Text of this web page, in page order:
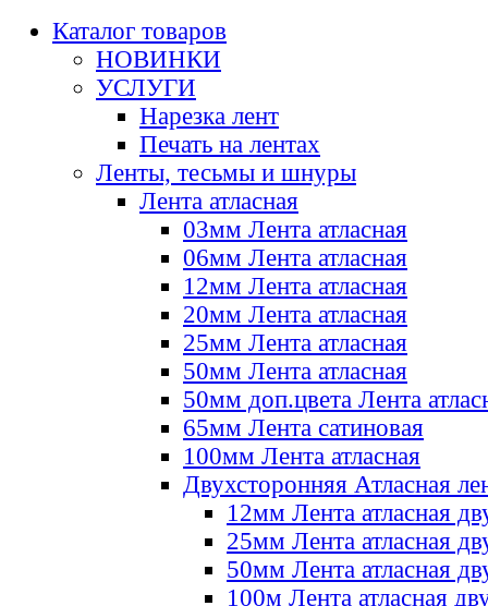
Каталог товаров
НОВИНКИ
УСЛУГИ
Нарезка лент
Печать на лентах
Ленты, тесьмы и шнуры
Лента атласная
03мм Лента атласная
06мм Лента атласная
12мм Лента атласная
20мм Лента атласная
25мм Лента атласная
50мм Лента атласная
50мм доп.цвета Лента
65мм Лента сатиновая
100мм Лента атласная
Двухсторонняя Атласная
12мм Лента атласная
25мм Лента атласная
50мм Лента атласная
100м Лента атласная